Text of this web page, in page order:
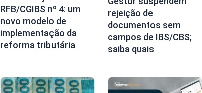
RFB/CGIBS nº 4: um
novo modelo de
implementação da
reforma tributária
rejeição de
documentos sem
campos de IBS/CBS;
saiba quais